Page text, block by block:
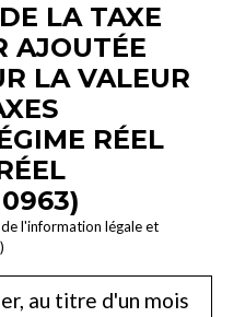
LA TAXE
AJOUTÉE
LA VALEUR
RÉEL
l'information légale et
au titre d'un mois